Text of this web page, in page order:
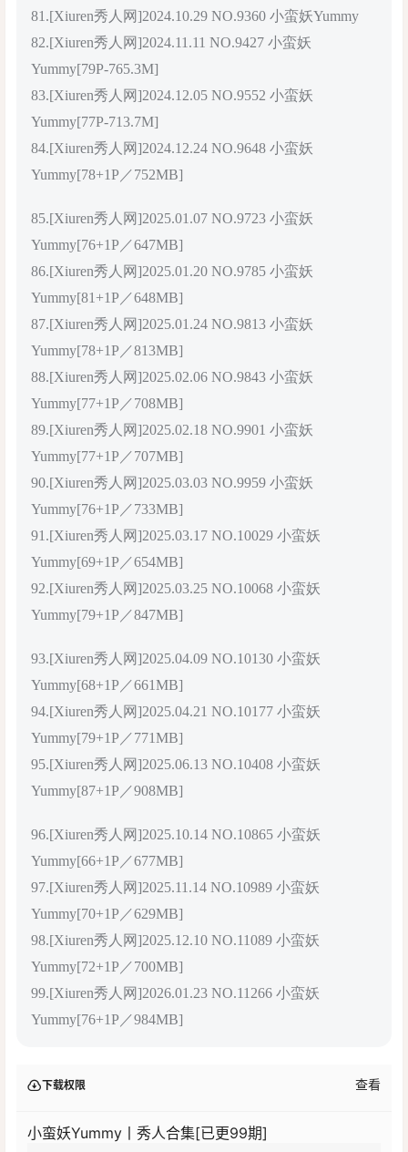
81.[Xiuren秀人网]2024.10.29 NO.9360 小蛮妖Yummy
82.[Xiuren秀人网]2024.11.11 NO.9427 小蛮妖
Yummy[79P-765.3M]
83.[Xiuren秀人网]2024.12.05 NO.9552 小蛮妖
Yummy[77P-713.7M]
84.[Xiuren秀人网]2024.12.24 NO.9648 小蛮妖
Yummy[78+1P／752MB]
85.[Xiuren秀人网]2025.01.07 NO.9723 小蛮妖
Yummy[76+1P／647MB]
86.[Xiuren秀人网]2025.01.20 NO.9785 小蛮妖
Yummy[81+1P／648MB]
87.[Xiuren秀人网]2025.01.24 NO.9813 小蛮妖
Yummy[78+1P／813MB]
88.[Xiuren秀人网]2025.02.06 NO.9843 小蛮妖
Yummy[77+1P／708MB]
89.[Xiuren秀人网]2025.02.18 NO.9901 小蛮妖
Yummy[77+1P／707MB]
90.[Xiuren秀人网]2025.03.03 NO.9959 小蛮妖
Yummy[76+1P／733MB]
91.[Xiuren秀人网]2025.03.17 NO.10029 小蛮妖
Yummy[69+1P／654MB]
92.[Xiuren秀人网]2025.03.25 NO.10068 小蛮妖
Yummy[79+1P／847MB]
93.[Xiuren秀人网]2025.04.09 NO.10130 小蛮妖
Yummy[68+1P／661MB]
94.[Xiuren秀人网]2025.04.21 NO.10177 小蛮妖
Yummy[79+1P／771MB]
95.[Xiuren秀人网]2025.06.13 NO.10408 小蛮妖
Yummy[87+1P／908MB]
96.[Xiuren秀人网]2025.10.14 NO.10865 小蛮妖
Yummy[66+1P／677MB]
97.[Xiuren秀人网]2025.11.14 NO.10989 小蛮妖
Yummy[70+1P／629MB]
98.[Xiuren秀人网]2025.12.10 NO.11089 小蛮妖
Yummy[72+1P／700MB]
99.[Xiuren秀人网]2026.01.23 NO.11266 小蛮妖
Yummy[76+1P／984MB]
下载权限 查看
小蛮妖Yummy丨秀人合集[已更99期]